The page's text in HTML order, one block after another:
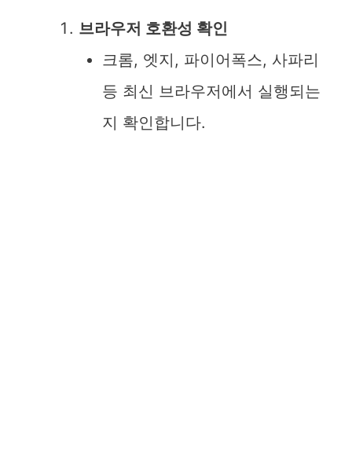
브라우저 호환성 확인
크롬, 엣지, 파이어폭스, 사파리
등 최신 브라우저에서 실행되는
지 확인합니다.